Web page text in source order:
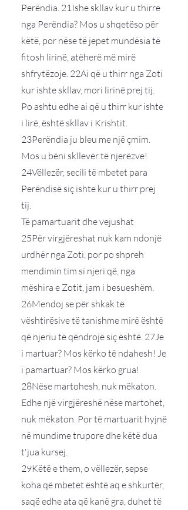
Perëndia. 21Ishe skllav kur u thirre
nga Perëndia? Mos u shqetëso për
këtë, por nëse të jepet mundësia të
fitosh lirinë, atëherë më mirë
shfrytëzoje. 22Ai që u thirr nga Zoti
kur ishte skllav, mori lirinë prej tij.
Po ashtu edhe ai që u thirr kur ishte
i lirë, është skllav i Krishtit.
23Perëndia ju bleu me një çmim.
Mos u bëni skllevër të njerëzve!
24Vëllezër, secili të mbetet para
Perëndisë siç ishte kur u thirr prej
tij.
Të pamartuarit dhe vejushat
25Për virgjëreshat nuk kam ndonjë
urdhër nga Zoti, por po shpreh
mendimin tim si njeri që, nga
mëshira e Zotit, jam i besueshëm.
26Mendoj se për shkak të
vështirësive të tanishme mirë është
që njeriu të qëndrojë siç është. 27Je
i martuar? Mos kërko të ndahesh! Je
i pamartuar? Mos kërko grua!
28Nëse martohesh, nuk mëkaton.
Edhe një virgjëreshë nëse martohet,
nuk mëkaton. Por të martuarit hyjnë
në mundime trupore dhe këtë dua
t'jua kursej.
29Këtë e them, o vëllezër, sepse
koha që mbetet është aq e shkurtër,
saqë edhe ata që kanë gra, duhet të